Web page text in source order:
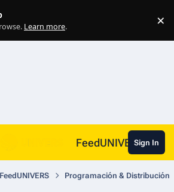
Learn more. ×
FeedUNIVERSSign In
FeedUNIVERS Programación & Distribución